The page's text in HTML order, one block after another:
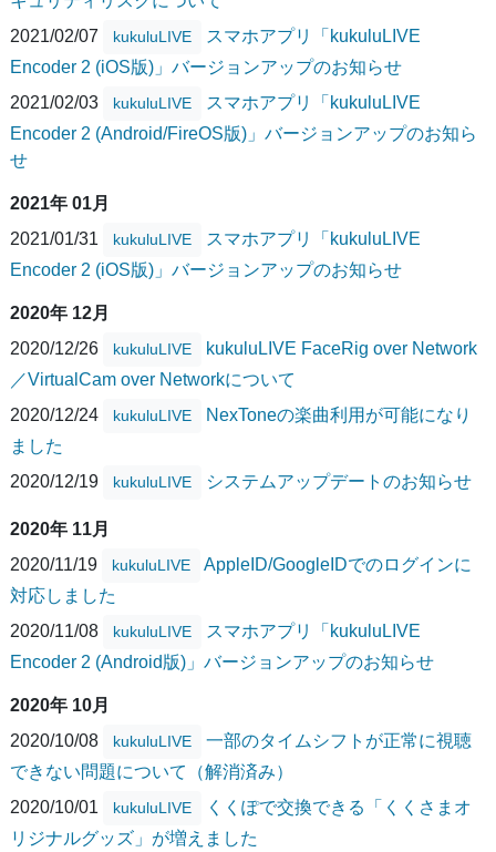
2021/02/07
kukuluLIVE
スマホアプリ「kukuluLIVE
Encoder 2 (iOS版)」バージョンアップのお知らせ
2021/02/03
kukuluLIVE
スマホアプリ「kukuluLIVE
Encoder 2 (Android/FireOS版)」バージョンアップのお知ら
せ
2021年 01月
2021/01/31
kukuluLIVE
スマホアプリ「kukuluLIVE
Encoder 2 (iOS版)」バージョンアップのお知らせ
2020年 12月
2020/12/26
kukuluLIVE
kukuluLIVE FaceRig over Network
／VirtualCam over Networkについて
2020/12/24
kukuluLIVE
NexToneの楽曲利用が可能になり
ました
2020/12/19
kukuluLIVE システムアップデートのお知らせ
2020年 11月
2020/11/19
kukuluLIVE
AppleID/GoogleIDでのログインに
対応しました
2020/11/08
kukuluLIVE
スマホアプリ「kukuluLIVE
Encoder 2 (Android版)」バージョンアップのお知らせ
2020年 10月
2020/10/08
kukuluLIVE
一部のタイムシフトが正常に視聴
できない問題について（解消済み）
2020/10/01
kukuluLIVE
くくぽで交換できる「くくさまオ
リジナルグッズ」が増えました